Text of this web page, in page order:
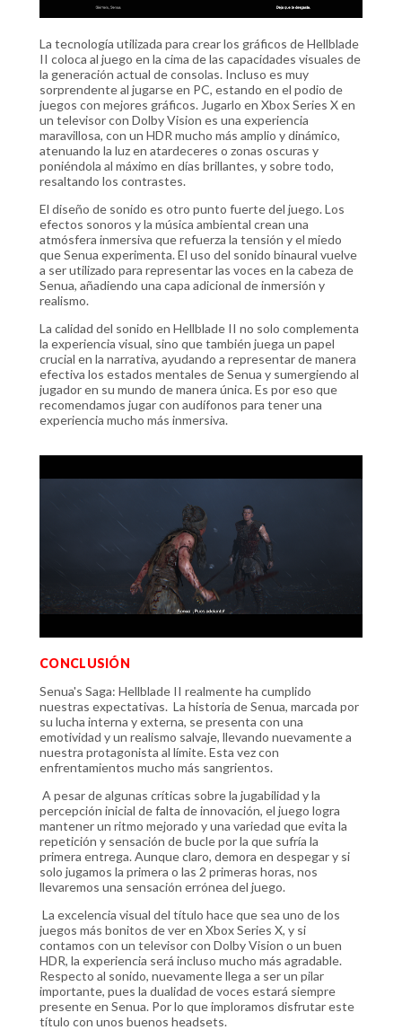
La tecnología utilizada para crear los gráficos de Hellblade
II coloca al juego en la cima de las capacidades visuales de
la generación actual de consolas. Incluso es muy
sorprendente al jugarse en PC, estando en el podio de
juegos con mejores gráficos. Jugarlo en Xbox Series X en
un televisor con Dolby Vision es una experiencia
maravillosa, con un HDR mucho más amplio y dinámico,
atenuando la luz en atardeceres o zonas oscuras y
poniéndola al máximo en días brillantes, y sobre todo,
resaltando los contrastes.
El diseño de sonido es otro punto fuerte del juego. Los
efectos sonoros y la música ambiental crean una
atmósfera inmersiva que refuerza la tensión y el miedo
que Senua experimenta. El uso del sonido binaural vuelve
a ser utilizado para representar las voces en la cabeza de
Senua, añadiendo una capa adicional de inmersión y
realismo.
La calidad del sonido en Hellblade II no solo complementa
la experiencia visual, sino que también juega un papel
crucial en la narrativa, ayudando a representar de manera
efectiva los estados mentales de Senua y sumergiendo al
jugador en su mundo de manera única. Es por eso que
recomendamos jugar con audífonos para tener una
experiencia mucho más inmersiva.
CONCLUSIÓN
Senua's Saga: Hellblade II realmente ha cumplido
nuestras expectativas. La historia de Senua, marcada por
su lucha interna y externa, se presenta con una
emotividad y un realismo salvaje, llevando nuevamente a
nuestra protagonista al límite. Esta vez con
enfrentamientos mucho más sangrientos.
A pesar de algunas críticas sobre la jugabilidad y la
percepción inicial de falta de innovación, el juego logra
mantener un ritmo mejorado y una variedad que evita la
repetición y sensación de bucle por la que sufría la
primera entrega. Aunque claro, demora en despegar y si
solo jugamos la primera o las 2 primeras horas, nos
llevaremos una sensación errónea del juego.
La excelencia visual del título hace que sea uno de los
juegos más bonitos de ver en Xbox Series X, y si
contamos con un televisor con Dolby Vision o un buen
HDR, la experiencia será incluso mucho más agradable.
Respecto al sonido, nuevamente llega a ser un pilar
importante, pues la dualidad de voces estará siempre
presente en Senua. Por lo que imploramos disfrutar este
título con unos buenos headsets.